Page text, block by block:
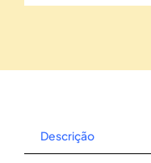
Descrição